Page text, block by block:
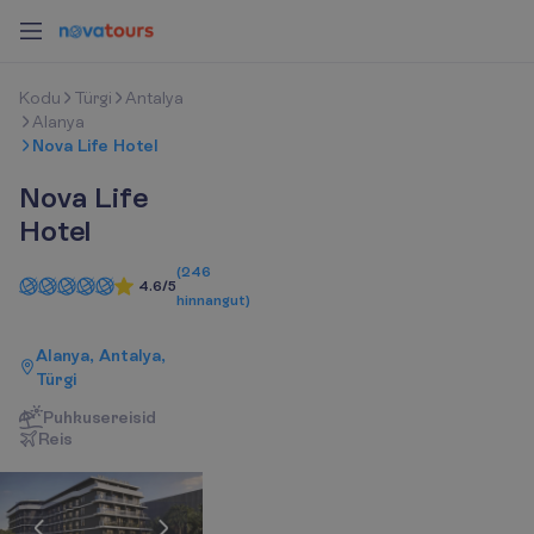
Kodu Türgi
Antalya
Alanya
Nova Life Hotel
Nova Life
Hotel
4.6/5
(246
hinnangut)
Alanya, Antalya,
Türgi
Puhkusereisid
Reis